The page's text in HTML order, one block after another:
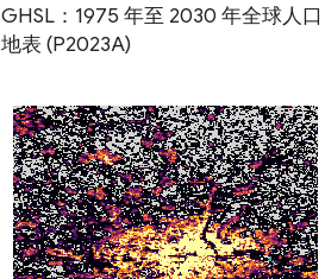
GHSL：1975 年至 2030 年全球人口
地表 (P2023A)